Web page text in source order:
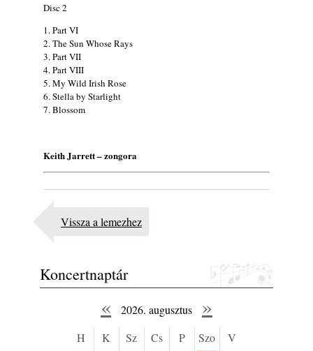
Disc 2
1. Part VI
2. The Sun Whose Rays
3. Part VII
4. Part VIII
5. My Wild Irish Rose
6. Stella by Starlight
7. Blossom
Keith Jarrett – zongora
Vissza a lemezhez
Koncertnaptár
« 2026. augusztus »
H K Sz Cs P Szo V